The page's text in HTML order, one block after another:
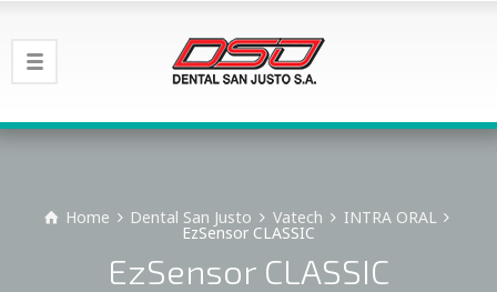
Home Dental San Justo Vatech INTRA ORAL
EzSensor CLASSIC
EzSensor CLASSIC